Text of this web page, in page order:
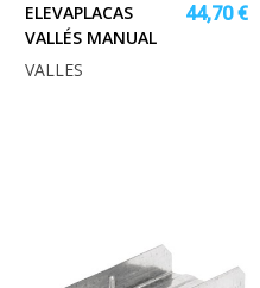
ELEVAPLACAS
VALLÉS MANUAL
44,70 €
VALLES